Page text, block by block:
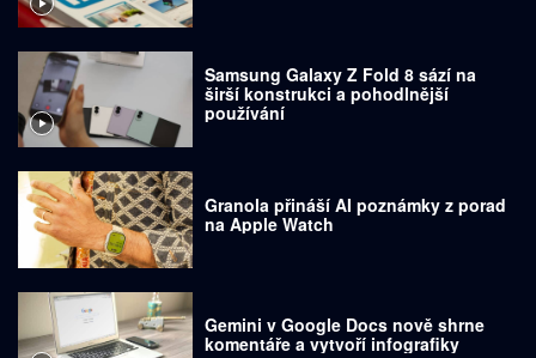
Samsung Galaxy Z Fold 8 sází na
širší konstrukci a pohodlnější
používání
Granola přináší AI poznámky z porad
na Apple Watch
Gemini v Google Docs nově shrne
komentáře a vytvoří infografiky